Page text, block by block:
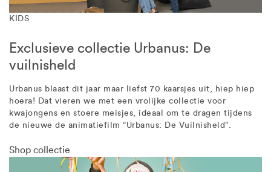
KIDS
Exclusieve collectie Urbanus: De
vuilnisheld
Urbanus blaast dit jaar maar liefst 70 kaarsjes uit, hiep hiep
hoera! Dat vieren we met een vrolijke collectie voor
kwajongens en stoere meisjes, ideaal om te dragen tijdens
de nieuwe de animatiefilm “Urbanus: De Vuilnisheld”.
Shop collectie